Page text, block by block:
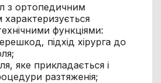
з ортопедичним
функціями:
підхід хірурга до
яке прикладається і
разтяженія;